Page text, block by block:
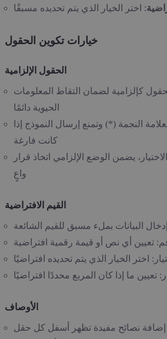
: اختر الخيار الذي يتم تحديده مسبقًا
خيارات تكوين الحقول
الحقول الإلزامية
كإلزامية لضمان التقاط المعلومات
الحيوية دائمًا
النجمة (*) وتمنع إرسال النموذج إذا
كانت فارغة
يضمن الوضع الإلزامي اتخاذ قرار
واعٍ
القيم الافتراضية
البيانات بملء مسبق للقيم الشائعة
تعيين أي نص أو قيمة رقمية افتراضية
اختر الخيار الذي يتم تحديده افتراضيًا
تعيين ما إذا كان المربع محددًا افتراضيًا
الأوصاف
إضافة نصائح مفيدة تظهر أسفل كل حقل